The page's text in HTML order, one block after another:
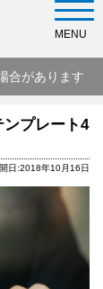
合があります
MENU
プレート4
日:2018年10月16日